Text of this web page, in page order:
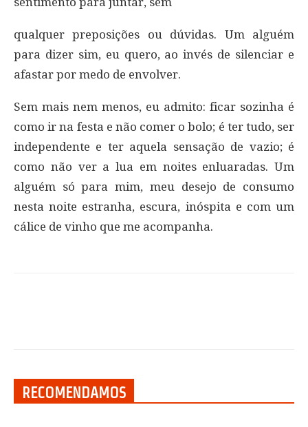
qualquer preposições ou dúvidas. Um alguém
para dizer sim, eu quero, ao invés de silenciar e
afastar por medo de envolver.
Sem mais nem menos, eu admito: ficar sozinha é
como ir na festa e não comer o bolo; é ter tudo, ser
independente e ter aquela sensação de vazio; é
como não ver a lua em noites enluaradas. Um
alguém só para mim, meu desejo de consumo
nesta noite estranha, escura, inóspita e com um
cálice de vinho que me acompanha.
RECOMENDAMOS